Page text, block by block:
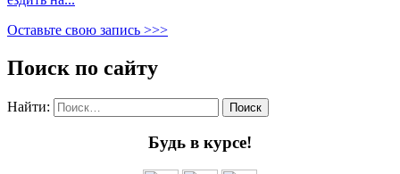
Оставьте свою запись >>>
Поиск по сайту
Найти:
Будь в курсе!